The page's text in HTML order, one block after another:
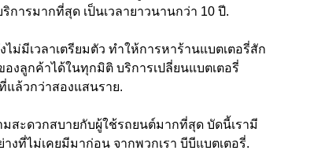
ารมากที่สุด เป็นเวลายาวนานกว่า 10 ปี.
ม่มีเวลาเตรียมตัว ทำให้การหาร้านแบตเตอรี่สัก
งลูกค้าได้ในทุกมิติ บริการเปลี่ยนแบตเตอรี่
แล้วกว่าสองแสนราย.
สะดวกสบายกับผู้ใช้รถยนต์มากที่สุด บัดนี้เรามี
ที่ไม่เคยมีมาก่อน จากพวกเรา บีบีแบตเตอรี่.